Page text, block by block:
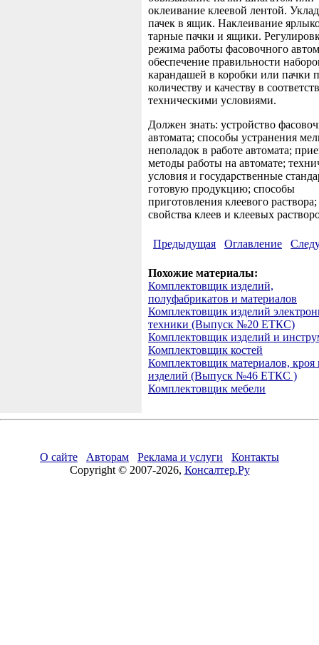
оклеивание клеевой лентой.
пачек в ящик. Наклеивание
тарные пачки и ящики.
режима работы фасовочного
обеспечение правильности
карандашей в коробки или пачки
количеству и качеству в
техническими условиями.
Должен знать: устройство
автомата; способы устранения
неполадок в работе автомата;
методы работы на автомате;
условия и государственные
готовую продукцию; способы
приготовления клеевого раствора;
свойства клеев и клеевых
Предыдущая Оглавление
Похожие материалы:
Комплектовщик изделий,
полуфабрикатов и материалов
Комплектовщик изделий
техники (Выпуск №20 ЕТКС)
Комплектовщик изделий и
Комплектовщик костей
Комплектовщик материалов, кроя
изделий (Выпуск №46 ЕТКС )
Комплектовщик мебели
О сайте Авторам Реклама и услуги
Контакты
Copyright © 2007-2026, Консалтер.Ру